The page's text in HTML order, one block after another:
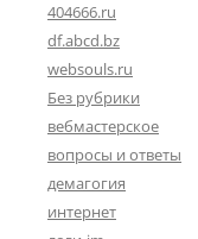
404666.ru
df.abcd.bz
websouls.ru
Без рубрики
вебмастерское
вопросы и ответы
демагогия
интернет